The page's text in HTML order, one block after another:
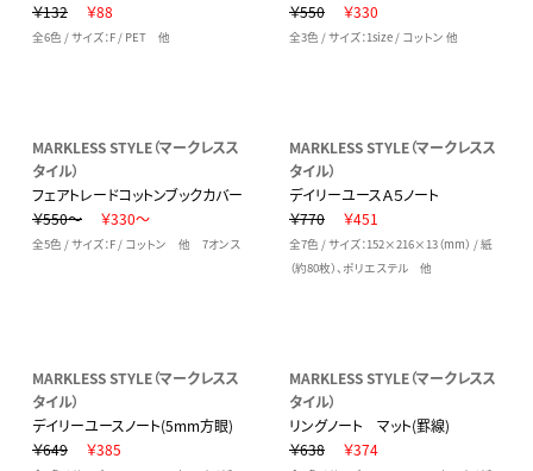
￥132
￥88
全6色 / サイズ：F / PET 他
￥550
￥330
全3色 / サイズ：1size / コットン 他
MARKLESS STYLE（マークレスス
タイル）
フェアトレードコットンブックカバー
￥550～
￥330～
全5色 / サイズ：F / コットン 他 7オンス
MARKLESS STYLE（マークレスス
タイル）
デイリーユースＡ５ノート
￥770
￥451
全7色 / サイズ：152×216×13（mm） / 紙
（約80枚）、ポリエステル 他
MARKLESS STYLE（マークレスス
タイル）
デイリーユースノート(5mm方眼)
￥649
￥385
MARKLESS STYLE（マークレスス
タイル）
リングノート マット(罫線)
￥638
￥374